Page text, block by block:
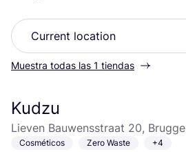
Muestra todas las 1 tiendas
Kudzu
Lieven Bauwensstraat 20, Brugge
Cosméticos Zero Waste +4